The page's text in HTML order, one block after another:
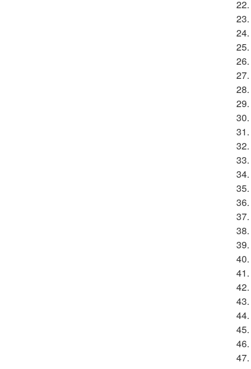
22.
23.
24.
25.
26.
27.
28.
29.
30.
31.
32.
33.
34.
35.
36.
37.
38.
39.
40.
41.
42.
43.
44.
45.
46.
47.